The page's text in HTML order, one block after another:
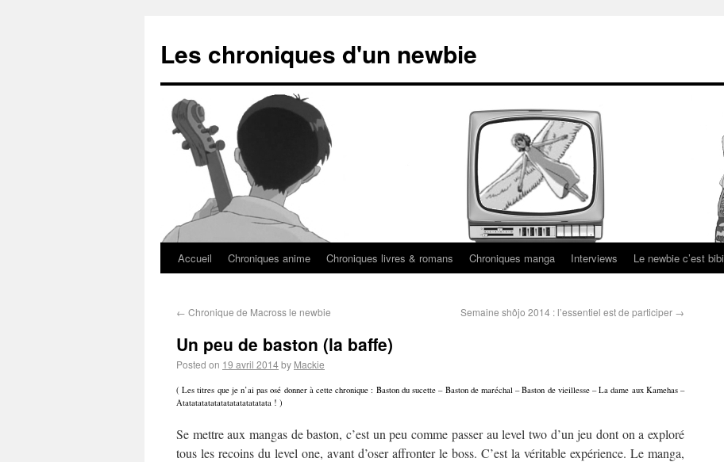
Les chroniques d'un newbie
Accueil Chroniques anime Chroniques livres & romans Chroniques manga Interviews Le newbie c’est bibi
← Chronique de Macross le newbie Semaine shôjo 2014 : l’essentiel est de participer →
Un peu de baston (la baffe)
Posted on 19 avril 2014by Mackie
( Les titres que je n’ai pas osé donner à cette chronique : Baston du sucette – Baston de maréchal – Baston de vieillesse – La dame aux Kamehas –
Atatatatatatatatatatatatatata ! )
Se mettre aux mangas de baston, c’est un peu comme passer au level two d’un jeu dont on a exploré
tous les recoins du level one, avant d’oser affronter le boss. C’est la véritable expérience. Le manga,